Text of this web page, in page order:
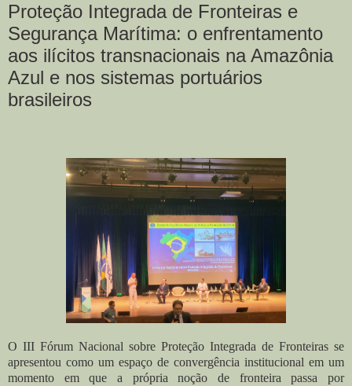
Proteção Integrada de Fronteiras e
Segurança Marítima: o enfrentamento
aos ilícitos transnacionais na Amazônia
Azul e nos sistemas portuários
brasileiros
O III Fórum Nacional sobre Proteção Integrada de Fronteiras se
apresentou como um espaço de convergência institucional em um
momento em que a própria noção de fronteira passa por